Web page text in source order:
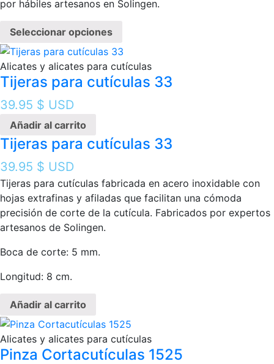
por hábiles artesanos en Solingen.
Seleccionar opciones
Alicates y alicates para cutículas
Tijeras para cutículas 33
39.95 $ USD
Añadir al carrito
Tijeras para cutículas 33
39.95 $ USD
Tijeras para cutículas fabricada en acero inoxidable con
hojas extrafinas y afiladas que facilitan una cómoda
precisión de corte de la cutícula. Fabricados por expertos
artesanos de Solingen.
Boca de corte: 5 mm.
Longitud: 8 cm.
Añadir al carrito
Alicates y alicates para cutículas
Pinza Cortacutículas 1525